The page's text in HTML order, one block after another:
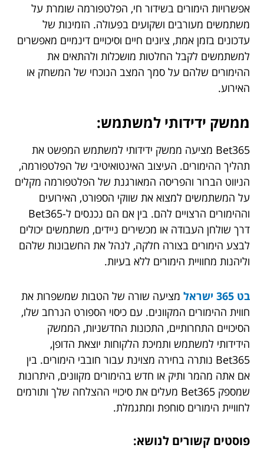
אפשרויות הימורים בשידור חי, הפלטפורמה שומרת על
משתמשים מעורבים ושקועים בפעולה. הזמינות של
עדכונים בזמן אמת, ציונים חיים וסיכויים דינמיים מאפשרים
למשתמשים לקבל החלטות מושכלות ולהתאים את
ההימורים שלהם על סמך המצב הנוכחי של המשחק או
האירוע.
ממשק ידידותי למשתמש:
Bet365 מציעה ממשק ידידותי למשתמש המפשט את
תהליך ההימורים. העיצוב האינטואיטיבי של הפלטפורמה,
הניווט הברור והפריסה המאורגנת של הפלטפורמה מקלים
על המשתמשים למצוא את שווקי הספורט, האירועים
וההימורים הרצויים להם. בין אם הם נכנסים ל-Bet365
דרך שולחן העבודה או מכשירים ניידים, משתמשים יכולים
לבצע הימורים בצורה חלקה, לנהל את החשבונות שלהם
וליהנות מחוויית הימורים ללא בעיות.
בט 365 ישראל
מציעה שורה של הטבות שמשפרות את
חווית ההימורים המקוונים. עם כיסוי הספורט הנרחב שלו,
הסיכויים התחרותיים, התכונות החדשניות, הממשק
הידידותי למשתמש ותמיכת הלקוחות יוצאת הדופן,
Bet365 נותרה בחירה מצוינת עבור חובבי הימורים. בין
אם אתה מהמר ותיק או חדש בהימורים מקוונים, היתרונות
שמספק Bet365 מעלים את סיכויי ההצלחה שלך ותורמים
לחוויית הימורים סוחפת ומתגמלת.
פוסטים קשורים לנושא: